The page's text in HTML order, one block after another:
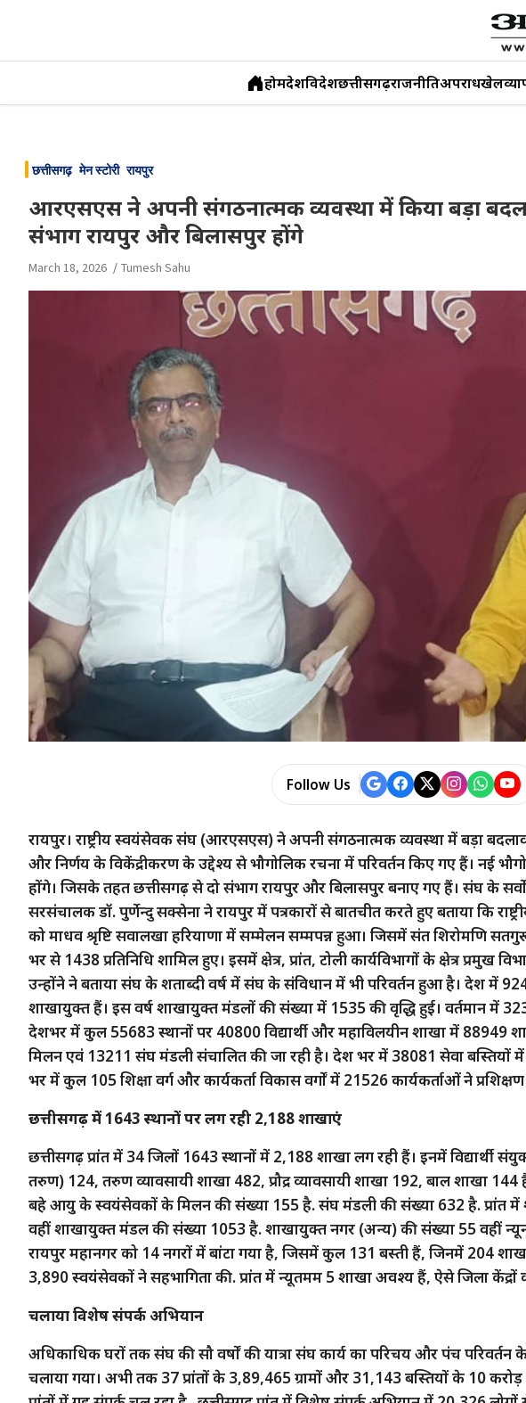
content
होमदेशविदेशछत्तीसगढ़राजनीतिअपराधखेल
छत्तीसगढ़ मेन स्टोरी रायपुर
आरएसएस ने अपनी संगठनात्मक व्यवस्था में किया बड़ा
संभाग रायपुर और बिलासपुर होंगे
March 18, 2026 Tumesh Sahu
Follow Us
रायपुर। राष्ट्रीय स्वयंसेवक संघ (आरएसएस) ने अपनी संगठनात्मक व्यवस्था में बड़ा
और निर्णय के विकेंद्रीकरण के उद्देश्य से भौगोलिक रचना में परिवर्तन किए गए हैं। नई
होंगे। जिसके तहत छत्तीसगढ़ से दो संभाग रायपुर और बिलासपुर बनाए गए हैं। संघ के
सरसंचालक डॉ. पुर्णेन्दु सक्सेना ने रायपुर में पत्रकारों से बातचीत करते हुए बताया कि
को माधव श्रृष्टि सवालखा हरियाणा में सम्मेलन सम्मपन्न हुआ। जिसमें संत शिरोमणि
भर से 1438 प्रतिनिधि शामिल हुए। इसमें क्षेत्र, प्रांत, टोली कार्यविभागों के क्षेत्र प्रमुख
उन्होंने ने बताया संघ के शताब्दी वर्ष में संघ के संविधान में भी परिवर्तन हुआ है। देश में
शाखायुक्त हैं। इस वर्ष शाखायुक्त मंडलों की संख्या में 1535 की वृद्धि हुई। वर्तमान में
देशभर में कुल 55683 स्थानों पर 40800 विद्यार्थी और महाविलयीन शाखा में 88949
मिलन एवं 13211 संघ मंडली संचालित की जा रही है। देश भर में 38081 सेवा बस्तियों
भर में कुल 105 शिक्षा वर्ग और कार्यकर्ता विकास वर्गों में 21526 कार्यकर्ताओं ने प्रशिक्षण
छत्तीसगढ़ में 1643 स्थानों पर लग रही 2,188 शाखाएं
छत्तीसगढ़ प्रांत में 34 जिलों 1643 स्थानों में 2,188 शाखा लग रही हैं। इनमें विद्यार्थी
तरुण) 124, तरुण व्यावसायी शाखा 482, प्रौद्र व्यावसायी शाखा 192, बाल शाखा 144
बहे आयु के स्वयंसेवकों के मिलन की संख्या 155 है. संघ मंडली की संख्या 632 है. प्रांत में
वहीं शाखायुक्त मंडल की संख्या 1053 है. शाखायुक्त नगर (अन्य) की संख्या 55 वहीं
रायपुर महानगर को 14 नगरों में बांटा गया है, जिसमें कुल 131 बस्ती हैं, जिनमें 204 शाखा
3,890 स्वयंसेवकों ने सहभागिता की. प्रांत में न्यूतमम 5 शाखा अवश्य हैं, ऐसे जिला केंद्रों
चलाया विशेष संपर्क अभियान
अधिकाधिक घरों तक संघ की सौ वर्षों की यात्रा संघ कार्य का परिचय और पंच
चलाया गया। अभी तक 37 प्रांतों के 3,89,465 ग्रामों और 31,143 बस्तियों के 10